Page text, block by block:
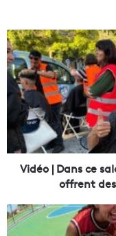
V
i
d
é
o
|
D
n
s
a
Vidéo | Dans ce
offrent
L
'